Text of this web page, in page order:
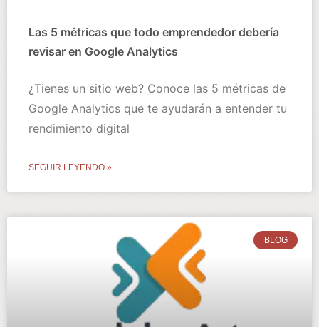
Las 5 métricas que todo emprendedor debería
revisar en Google Analytics
¿Tienes un sitio web? Conoce las 5 métricas de
Google Analytics que te ayudarán a entender tu
rendimiento digital
SEGUIR LEYENDO »
BLOG